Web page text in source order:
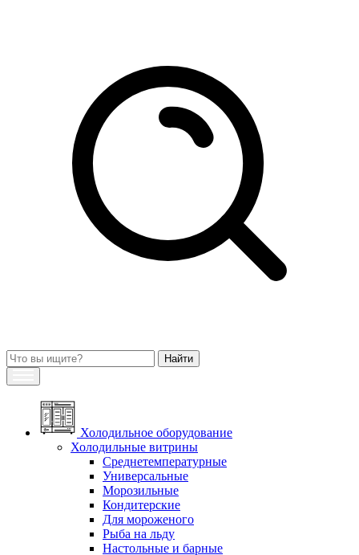
Холодильное оборудование
Холодильные витрины
Среднетемпературные
Универсальные
Морозильные
Кондитерские
Для мороженого
Рыба на льду
Настольные и барные